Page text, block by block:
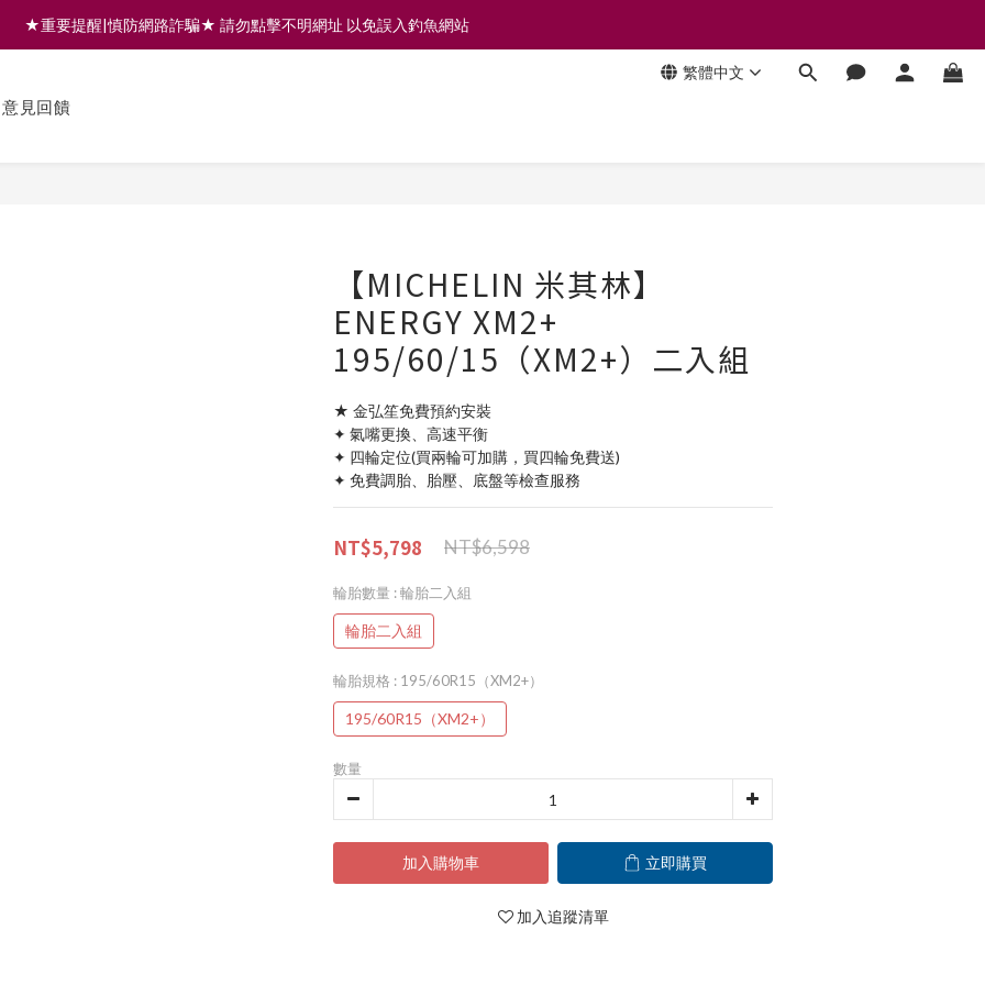
註冊會員享200元購物金 | 全館滿999免運 | 可門市取貨/安裝
繁體中文
意見回饋
【MICHELIN 米其林】
ENERGY XM2+
195/60/15（XM2+）二入組
★ 金弘笙免費預約安裝
✦ 氣嘴更換、高速平衡
✦ 四輪定位(買兩輪可加購，買四輪免費送)
✦ 免費調胎、胎壓、底盤等檢查服務
NT$6,598
NT$5,798
輪胎數量 : 輪胎二入組
輪胎二入組
輪胎規格 : 195/60R15（XM2+）
195/60R15（XM2+）
數量
加入購物車 立即購買
加入追蹤清單